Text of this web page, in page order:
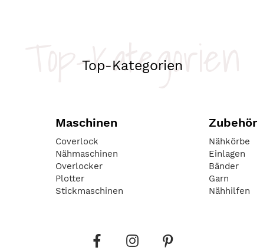
Top-Kategorien
Top-Kategorien
Maschinen
Coverlock
Nähmaschinen
Overlocker
Plotter
Stickmaschinen
Zubehör
Nähkörbe
Einlagen
Bänder
Garn
Nähhilfen